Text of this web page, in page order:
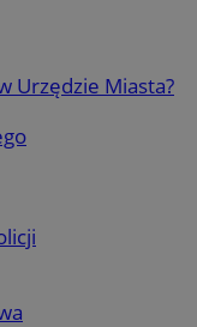
Urzędzie Miasta?